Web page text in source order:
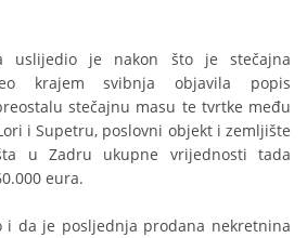
uslijedio je nakon što je stečajna
krajem svibnja objavila popis
stečajnu masu te tvrtke među
i Supetru, poslovni objekt i zemljište
u Zadru ukupne vrijednosti tada
eura.
i da je posljednja prodana nekretnina